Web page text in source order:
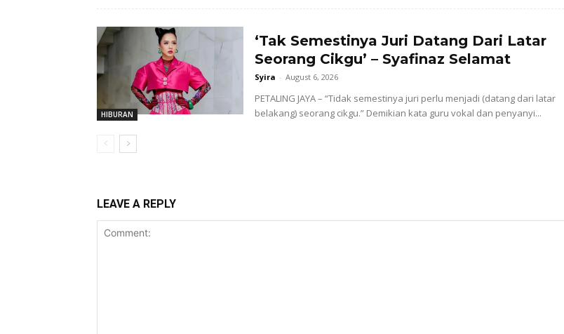
HIBURAN
‘Tak Semestinya Juri Datang Dari Latar
Seorang Cikgu’ – Syafinaz Selamat
Syira - August 6, 2026
PETALING JAYA – “Tidak semestinya juri perlu menjadi (datang dari latar
belakang) seorang cikgu.” Demikian kata guru vokal dan penyanyi...
LEAVE A REPLY